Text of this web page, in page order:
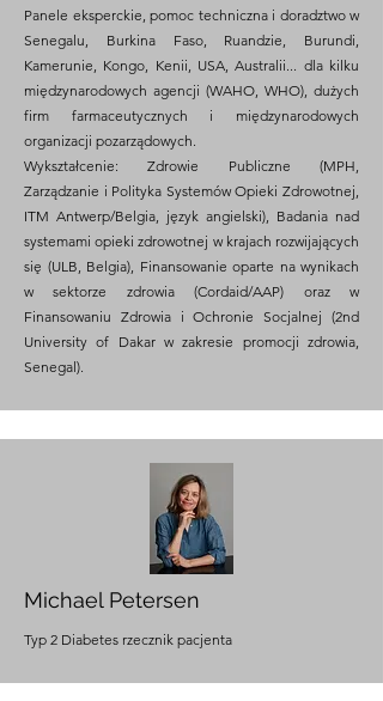
Panele eksperckie, pomoc techniczna i doradztwo w
Senegalu, Burkina Faso, Ruandzie, Burundi,
Kamerunie, Kongo, Kenii, USA, Australii... dla kilku
międzynarodowych agencji (WAHO, WHO), dużych
firm farmaceutycznych i międzynarodowych
organizacji pozarządowych.
Wykształcenie: Zdrowie Publiczne (MPH,
Zarządzanie i Polityka Systemów Opieki Zdrowotnej,
ITM Antwerp/Belgia, język angielski), Badania nad
systemami opieki zdrowotnej w krajach rozwijających
się (ULB, Belgia), Finansowanie oparte na wynikach
w sektorze zdrowia (Cordaid/AAP) oraz w
Finansowaniu Zdrowia i Ochronie Socjalnej (2nd
University of Dakar w zakresie promocji zdrowia,
Senegal).
Michael Petersen
Typ 2 Diabetes rzecznik pacjenta